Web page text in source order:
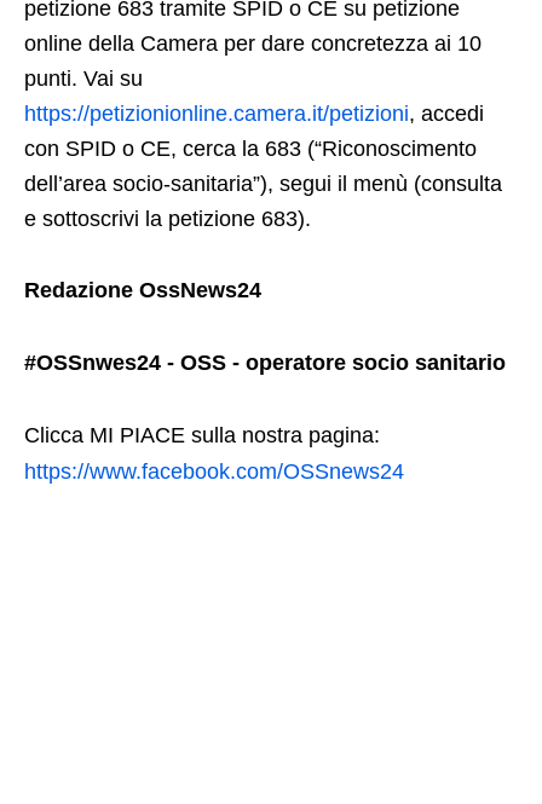
petizione 683 tramite SPID o CE su petizione
online della Camera per dare concretezza ai 10
punti. Vai su
https://petizionionline.camera.it/petizioni, accedi
con SPID o CE, cerca la 683 (“Riconoscimento
dell’area socio-sanitaria”), segui il menù (consulta
e sottoscrivi la petizione 683).
Redazione OssNews24
#OSSnwes24 - OSS - operatore socio sanitario
Clicca MI PIACE sulla nostra pagina:
https://www.facebook.com/OSSnews24